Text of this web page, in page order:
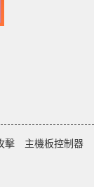
擊 主機板控制器